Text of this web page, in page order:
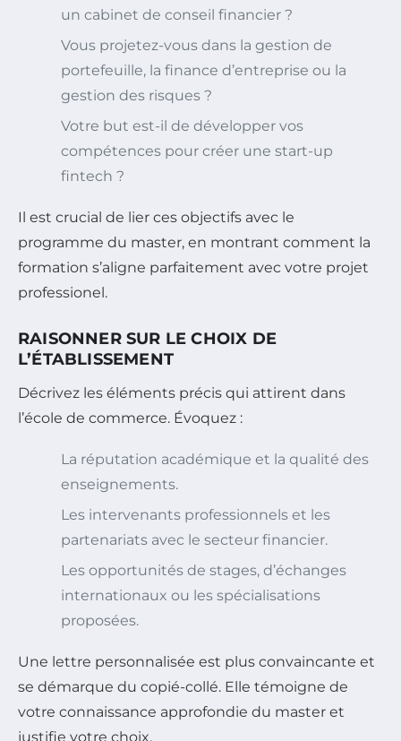
un cabinet de conseil financier ?
Vous projetez-vous dans la gestion de
portefeuille, la finance d’entreprise ou la
gestion des risques ?
Votre but est-il de développer vos
compétences pour créer une start-up
fintech ?
Il est crucial de lier ces objectifs avec le
programme du master, en montrant comment la
formation s’aligne parfaitement avec votre projet
professionel.
RAISONNER SUR LE CHOIX DE
L’ÉTABLISSEMENT
Décrivez les éléments précis qui attirent dans
l’école de commerce. Évoquez :
La réputation académique et la qualité des
enseignements.
Les intervenants professionnels et les
partenariats avec le secteur financier.
Les opportunités de stages, d’échanges
internationaux ou les spécialisations
proposées.
Une lettre personnalisée est plus convaincante et
se démarque du copié-collé. Elle témoigne de
votre connaissance approfondie du master et
justifie votre choix.